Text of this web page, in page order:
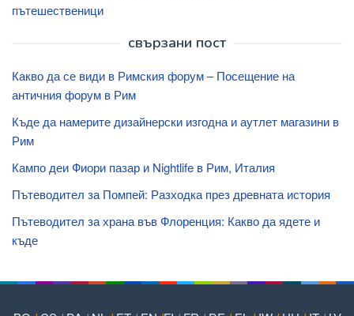
пътешественици
свързани пост
Какво да се види в Римския форум – Посещение на
античния форум в Рим
Къде да намерите дизайнерски изгодна и аутлет магазини в
Рим
Кампо деи Фиори пазар и Nightlife в Рим, Италия
Пътеводител за Помпей: Разходка през древната история
Пътеводител за храна във Флоренция: Какво да ядете и
къде